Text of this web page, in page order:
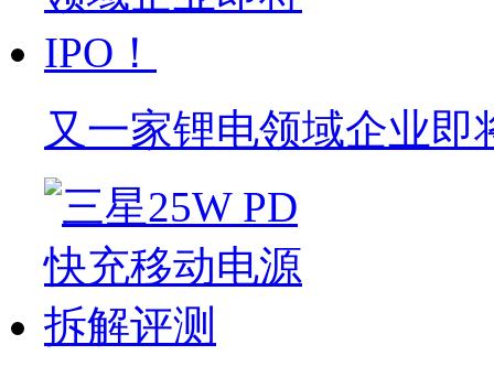
又一家锂电领域企业即